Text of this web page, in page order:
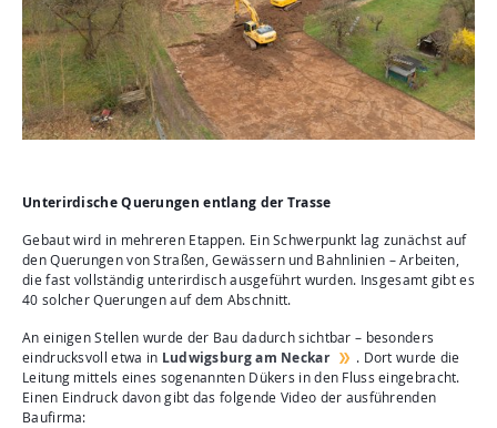
Unterirdische Querungen entlang der Trasse
Gebaut wird in mehreren Etappen. Ein Schwerpunkt lag zunächst auf
den Querungen von Straßen, Gewässern und Bahnlinien – Arbeiten,
die fast vollständig unterirdisch ausgeführt wurden. Insgesamt gibt es
40 solcher Querungen auf dem Abschnitt.
An einigen Stellen wurde der Bau dadurch sichtbar – besonders
eindrucksvoll etwa in Ludwigsburg am Neckar
. Dort wurde die
Leitung mittels eines sogenannten Dükers in den Fluss eingebracht.
Einen Eindruck davon gibt das folgende Video der ausführenden
Baufirma: